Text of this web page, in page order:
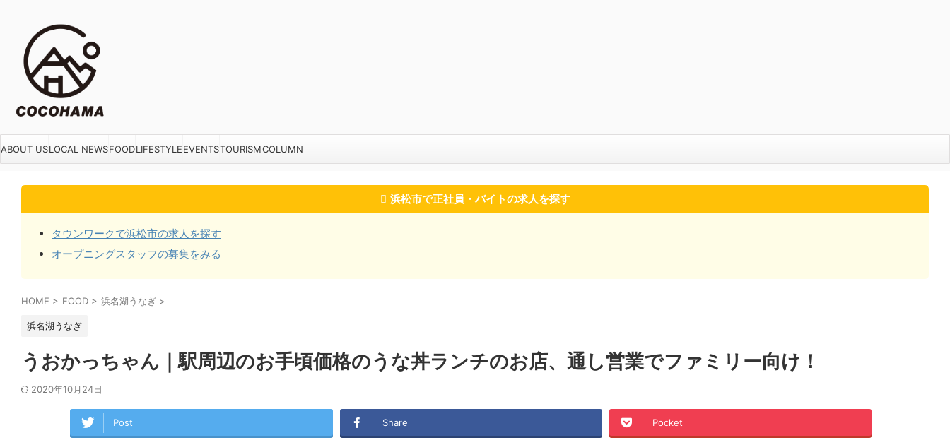
ABOUT USLOCAL NEWSFOODLIFESTYLEEVENTSTOURISMCOLUMN
浜松市で正社員・バイトの求人を探す
タウンワークで浜松市の求人を探す
オープニングスタッフの募集をみる
HOME > FOOD > 浜名湖うなぎ >
浜名湖うなぎ
うおかっちゃん｜駅周辺のお手頃価格のうな丼ランチのお店、通し営業でファミリー向け！
2020年10月24日
Post Share Pocket